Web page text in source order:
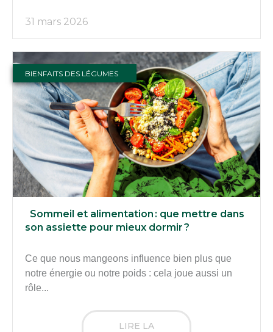
31 mars 2026
BIENFAITS DES LÉGUMES
Sommeil et alimentation : que mettre dans
son assiette pour mieux dormir ?
Ce que nous mangeons influence bien plus que
notre énergie ou notre poids : cela joue aussi un
rôle...
LIRE LA